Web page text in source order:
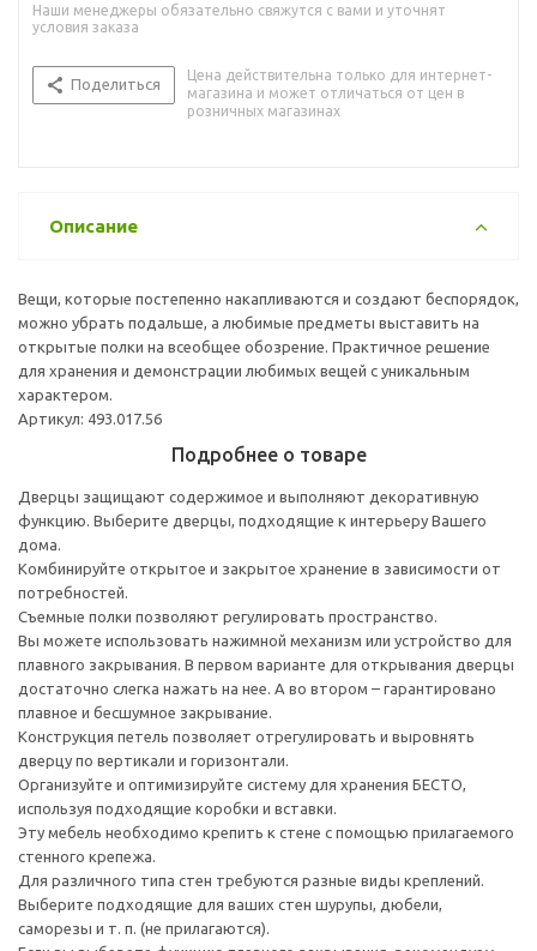
Наши менеджеры обязательно свяжутся с вами и уточнят
условия заказа
Поделиться
Цена действительна только для интернет-
магазина и может отличаться от цен в
розничных магазинах
Описание
Вещи, которые постепенно накапливаются и создают беспорядок,
можно убрать подальше, а любимые предметы выставить на
открытые полки на всеобщее обозрение. Практичное решение
для хранения и демонстрации любимых вещей с уникальным
характером.
Артикул: 493.017.56
Подробнее о товаре
Дверцы защищают содержимое и выполняют декоративную
функцию. Выберите дверцы, подходящие к интерьеру Вашего
дома.
Комбинируйте открытое и закрытое хранение в зависимости от
потребностей.
Съемные полки позволяют регулировать пространство.
Вы можете использовать нажимной механизм или устройство для
плавного закрывания. В первом варианте для открывания дверцы
достаточно слегка нажать на нее. А во втором – гарантировано
плавное и бесшумное закрывание.
Конструкция петель позволяет отрегулировать и выровнять
дверцу по вертикали и горизонтали.
Организуйте и оптимизируйте систему для хранения БЕСТО,
используя подходящие коробки и вставки.
Эту мебель необходимо крепить к стене с помощью прилагаемого
стенного крепежа.
Для различного типа стен требуются разные виды креплений.
Выберите подходящие для ваших стен шурупы, дюбели,
саморезы и т. п. (не прилагаются).